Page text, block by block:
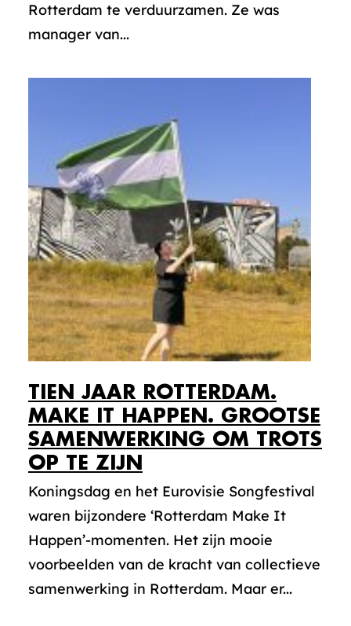
Rotterdam te verduurzamen. Ze was
manager van...
TIEN JAAR ROTTERDAM.
MAKE IT HAPPEN. GROOTSE
SAMENWERKING OM TROTS
OP TE ZIJN
Koningsdag en het Eurovisie Songfestival
waren bijzondere ‘Rotterdam Make It
Happen’-momenten. Het zijn mooie
voorbeelden van de kracht van collectieve
samenwerking in Rotterdam. Maar er...